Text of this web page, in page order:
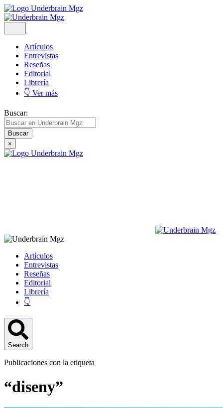
Artículos
Entrevistas
Reseñas
Editorial
Librería
👇 Ver más
Buscar:
×
Artículos
Entrevistas
Reseñas
Editorial
Librería
👇
Search
Publicaciones con la etiqueta
“diseny”